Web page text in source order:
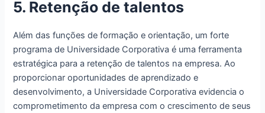
5. Retenção de talentos
Além das funções de formação e orientação, um forte
programa de Universidade Corporativa é uma ferramenta
estratégica para a retenção de talentos na empresa. Ao
proporcionar oportunidades de aprendizado e
desenvolvimento, a Universidade Corporativa evidencia o
comprometimento da empresa com o crescimento de seus